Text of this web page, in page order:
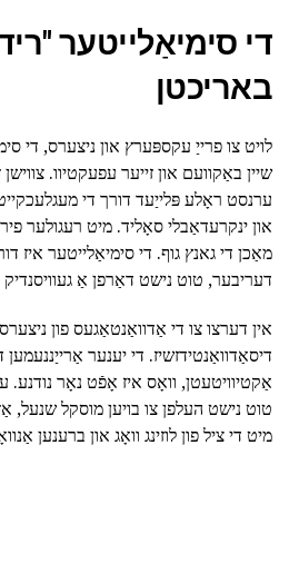
די סימיאַלייטער
באריכטן
לויט צו פרייַ עקספּערץ און ניצערס, די
ערנסט ראָלע פּלייַעד דורך די
און ינקרעדאַבלי סאָליד. מיט רעגולער פיר
מאַכן די גאנץ גוף. די סימיאַלייטער איז
דעריבער, טוט נישט דאַרפן אַ
אין דערצו צו די אַדוואַנטאַגעס פון
דיסאַדוואַנטידזשיז. די יענער
אַקטיוויטעטן, וואָס איז אָפֿט נאָר נודנע.
טוט נישט העלפן צו בויען מוסקל שנעל,
מיט די ציל פון לוזינג וואָג און ברענען